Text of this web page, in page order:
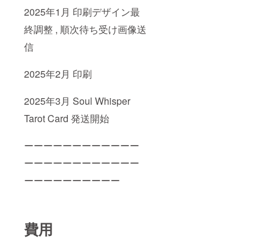
2025年1月 印刷デザイン最
終調整 , 順次待ち受け画像送
信
2025年2月 印刷
2025年3月 Soul Whisper
Tarot Card 発送開始
ーーーーーーーーーーーー
ーーーーーーーーーーーー
ーーーーーーーーーー
費用